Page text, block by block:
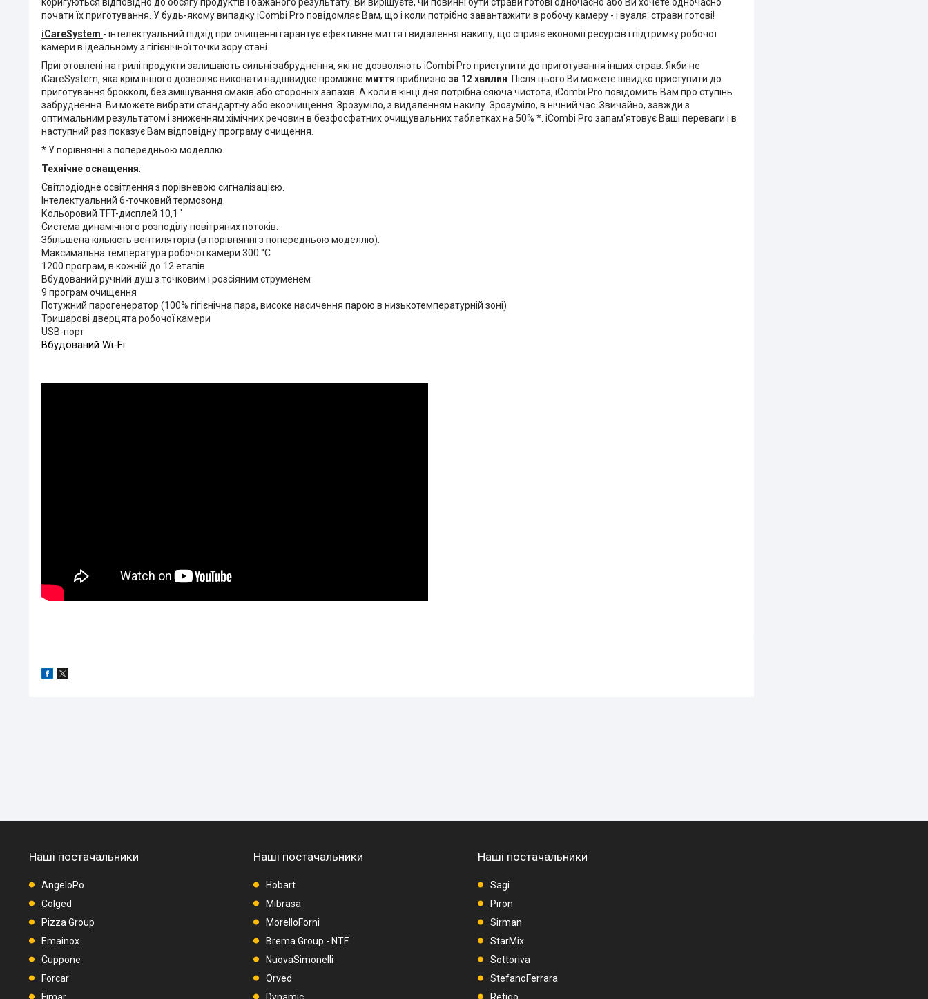
почати їх приготування. У будь-якому випадку iCombi Pro повідомляє Вам, що і коли потрібно завантажити в робочу камеру - і вуаля: страви готові!
iCareSystem - інтелектуальний підхід при очищенні гарантує ефективне миття і видалення накипу, що сприяє економії ресурсів і підтримку робочої
камери в ідеальному з гігієнічної точки зору стані.
Приготовлені на грилі продукти залишають сильні забруднення, які не дозволяють iCombi Pro приступити до приготування інших страв. Якби не
iCareSystem, яка крім іншого дозволяє виконати надшвидке проміжне миття приблизно за 12 хвилин . Після цього Ви можете швидко приступити до
приготування брокколі, без змішування смаків або сторонніх запахів. А коли в кінці дня потрібна сяюча чистота, iCombi Pro повідомить Вам про ступінь
забруднення. Ви можете вибрати стандартну або екоочищення. Зрозуміло, з видаленням накипу. Зрозуміло, в нічний час. Звичайно, завжди з
оптимальним результатом і зниженням хімічних речовин в безфосфатних очищувальних таблетках на 50% *. iCombi Pro запам'ятовує Ваші переваги і в
наступний раз показує Вам відповідну програму очищення.
* У порівнянні з попередньою моделлю.
Технічне оснащення:
Світлодіодне освітлення з порівневою сигналізацією.
Інтелектуальний 6-точковий термозонд.
Кольоровий TFT-дисплей 10,1 '
Система динамічного розподілу повітряних потоків.
Збільшена кількість вентиляторів (в порівнянні з попередньою моделлю).
Максимальна температура робочої камери 300 °C
1200 програм, в кожній до 12 етапів
Вбудований ручний душ з точковим і розсіяним струменем
9 програм очищення
Потужний парогенератор (100% гігієнічна пара, високе насичення парою в низькотемпературній зоні)
Тришарові дверцята робочої камери
USB-порт
Вбудований Wi-Fi
Наші постачальники
AngeloPo
Colged
Pizza Group
Emainox
Cuppone
Forcar
Fimar
Наші постачальники
Hobart
Mibrasa
MorelloForni
Brema Group - NTF
NuovaSimonelli
Orved
Dynamic
Наші постачальники
Sagi
Piron
Sirman
StarMix
Sottoriva
StefanoFerrara
Retigo